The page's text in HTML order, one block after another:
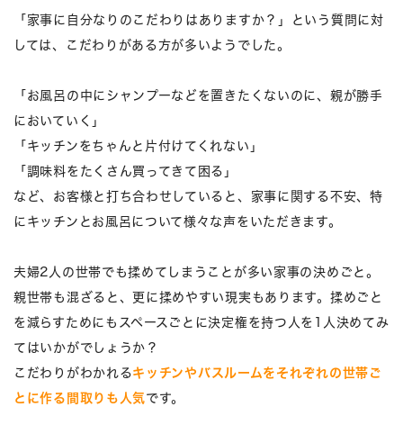
「家事に自分なりのこだわりはありますか？」という質問に対
しては、こだわりがある方が多いようでした。
「お風呂の中にシャンプーなどを置きたくないのに、親が勝手
においていく」
「キッチンをちゃんと片付けてくれない」
「調味料をたくさん買ってきて困る」
など、お客様と打ち合わせしていると、家事に関する不安、特
にキッチンとお風呂について様々な声をいただきます。
夫婦2人の世帯でも揉めてしまうことが多い家事の決めごと。
親世帯も混ざると、更に揉めやすい現実もあります。揉めごと
を減らすためにもスペースごとに決定権を持つ人を1人決めてみ
てはいかがでしょうか？
こだわりがわかれるキッチンやバスルームをそれぞれの世帯ご
とに作る間取りも人気 です。